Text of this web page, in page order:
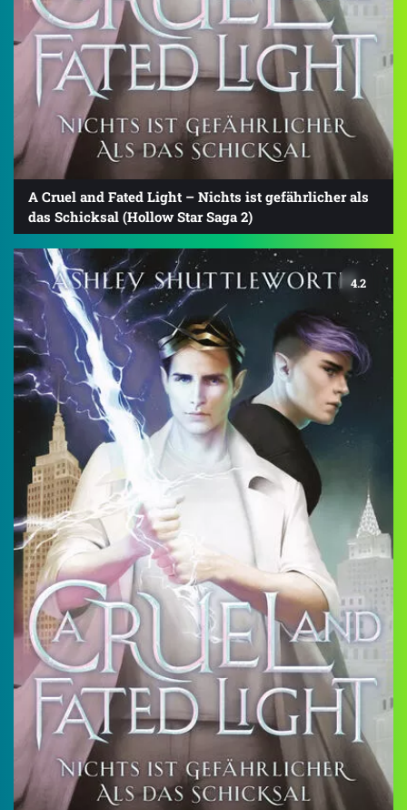
A Cruel and Fated Light – Nichts ist gefährlicher als
das Schicksal (Hollow Star Saga 2)
4.2